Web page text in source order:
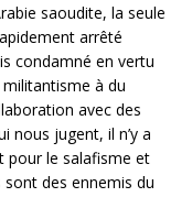
saoudite, la seule
arrêté
condamné en vertu
à du
avec des
nous jugent, il n’y a
pour le salafisme et
des ennemis du